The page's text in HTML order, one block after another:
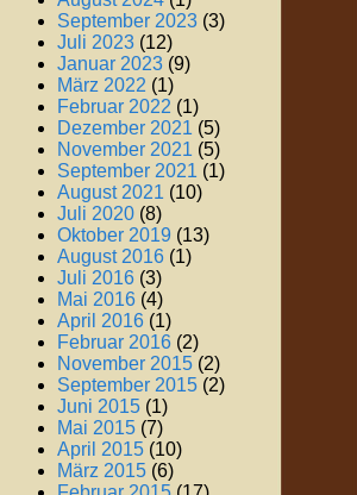
September 2023 (3)
Juli 2023 (12)
Januar 2023 (9)
März 2022 (1)
Februar 2022 (1)
Dezember 2021 (5)
November 2021 (5)
September 2021 (1)
August 2021 (10)
Juli 2020 (8)
Oktober 2019 (13)
August 2016 (1)
Juli 2016 (3)
Mai 2016 (4)
April 2016 (1)
Februar 2016 (2)
November 2015 (2)
September 2015 (2)
Juni 2015 (1)
Mai 2015 (7)
April 2015 (10)
März 2015 (6)